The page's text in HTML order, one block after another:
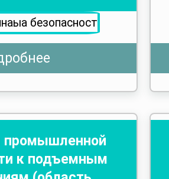
промышленной
к подъемным